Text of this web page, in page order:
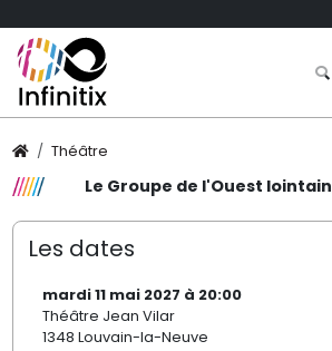
Théâtre
Le Groupe de l'Ouest lointain
Les dates
mardi 11 mai 2027 à 20:00
Théâtre Jean Vilar
1348 Louvain-la-Neuve